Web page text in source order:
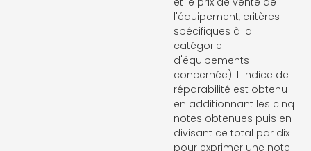
l'équipement, critères
spécifiques à la
catégorie
d'équipements
concernée). L'indice de
réparabilité est obtenu
en additionnant les cinq
notes obtenues puis en
divisant ce total par dix
pour exprimer une note